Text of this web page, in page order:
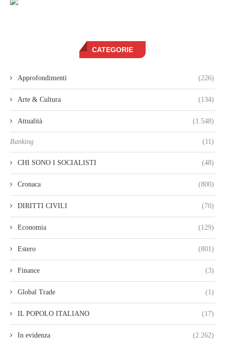
CATEGORIE
Approfondimenti (226)
Arte & Cultura (134)
Attualità (1.548)
Banking (11)
CHI SONO I SOCIALISTI (48)
Cronaca (800)
DIRITTI CIVILI (70)
Economia (129)
Estero (801)
Finance (3)
Global Trade (1)
IL POPOLO ITALIANO (17)
In evidenza (2.262)